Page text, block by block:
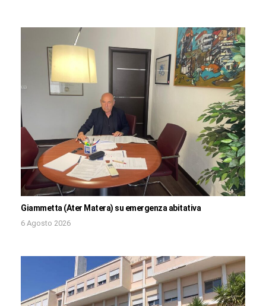
Giammetta (Ater Matera) su emergenza abitativa
6 Agosto 2026